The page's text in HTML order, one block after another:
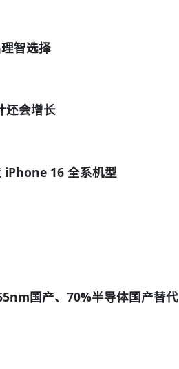
智选择
还会增长
iPhone 16 全系机型
国产、70%半导体国产替代